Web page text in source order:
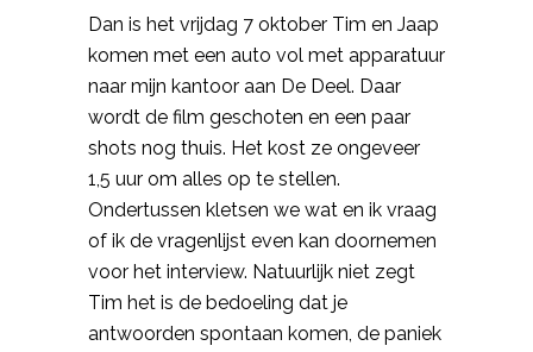
Dan is het vrijdag 7 oktober Tim en Jaap
komen met een auto vol met apparatuur
naar mijn kantoor aan De Deel. Daar
wordt de film geschoten en een paar
shots nog thuis. Het kost ze ongeveer
1,5 uur om alles op te stellen.
Ondertussen kletsen we wat en ik vraag
of ik de vragenlijst even kan doornemen
voor het interview. Natuurlijk niet zegt
Tim het is de bedoeling dat je
antwoorden spontaan komen, de paniek